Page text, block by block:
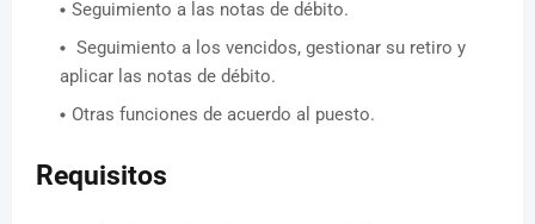
Seguimiento a las notas de débito.
Seguimiento a los vencidos, gestionar su retiro y
aplicar las notas de débito.
Otras funciones de acuerdo al puesto.
Requisitos